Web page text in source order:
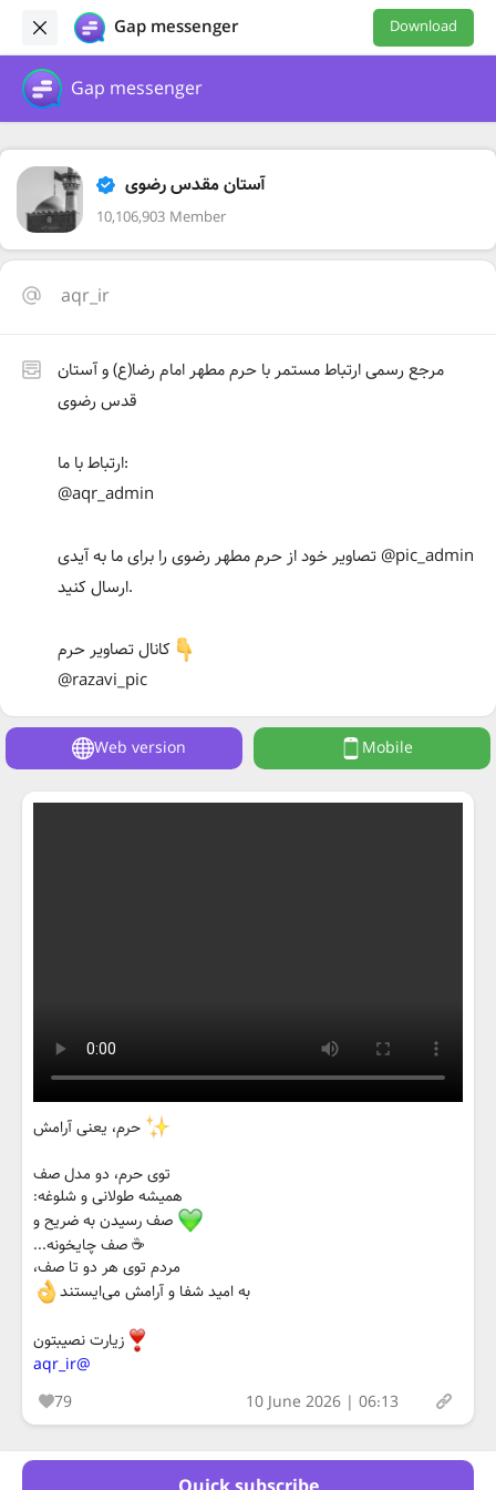
Gap messenger Download
Gap messenger
آستان مقدس رضوی
10,106,903 Member
aqr_ir
مرجع رسمی ارتباط مستمر با حرم مطهر امام رضا(ع) و آستان
قدس رضوی‌
ارتباط با ما:
@aqr_admin
تصاویر خود از حرم مطهر رضوی را برای ما به آیدی @pic_admin
ارسال کنید.
کانال تصاویر حرم
@razavi_pic
Web version Mobile
حرم، یعنی آرامش
توی حرم، دو مدل صف
همیشه طولانی و شلوغه:
صف رسیدن به ضریح و
☕️ صف چایخونه...
مردم توی هر دو تا صف،
به امید شفا و آرامش می‌ایستند
زیارت نصیبتون
@aqr_ir
79
10 June 2026 | 06:13